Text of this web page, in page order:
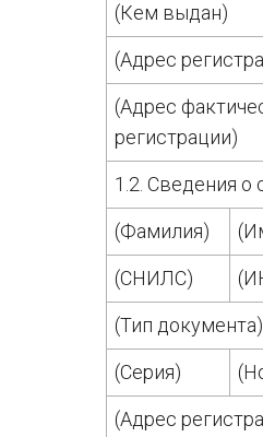
(Кем выдан)
(Адрес
(Адрес
регистрации)
1.2. Сведения о
(Фамилия)
(СНИЛС)
(Тип документа)
(Серия)
(Адрес